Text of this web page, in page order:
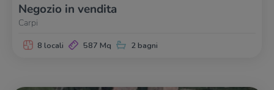
Negozio in vendita
Carpi
8 locali 587 Mq 2 bagni